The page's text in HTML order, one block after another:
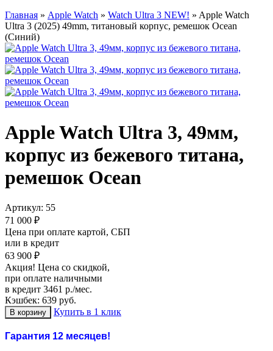
Главная » Apple Watch » Watch Ultra 3 NEW! » Apple Watch
Ultra 3 (2025) 49mm, титановый корпус, ремешок Ocean
(Синий)
Apple Watch Ultra 3, 49мм,
корпус из бежевого титана,
ремешок Ocean
Артикул: 55
71 000 ₽
Цена при оплате картой, СБП
или в кредит
63 900 ₽
Акция! Цена со скидкой,
при оплате наличными
в кредит 3461 р./мес.
Кэшбек: 639 руб.
Купить в 1 клик
Гарантия 12 месяцев!